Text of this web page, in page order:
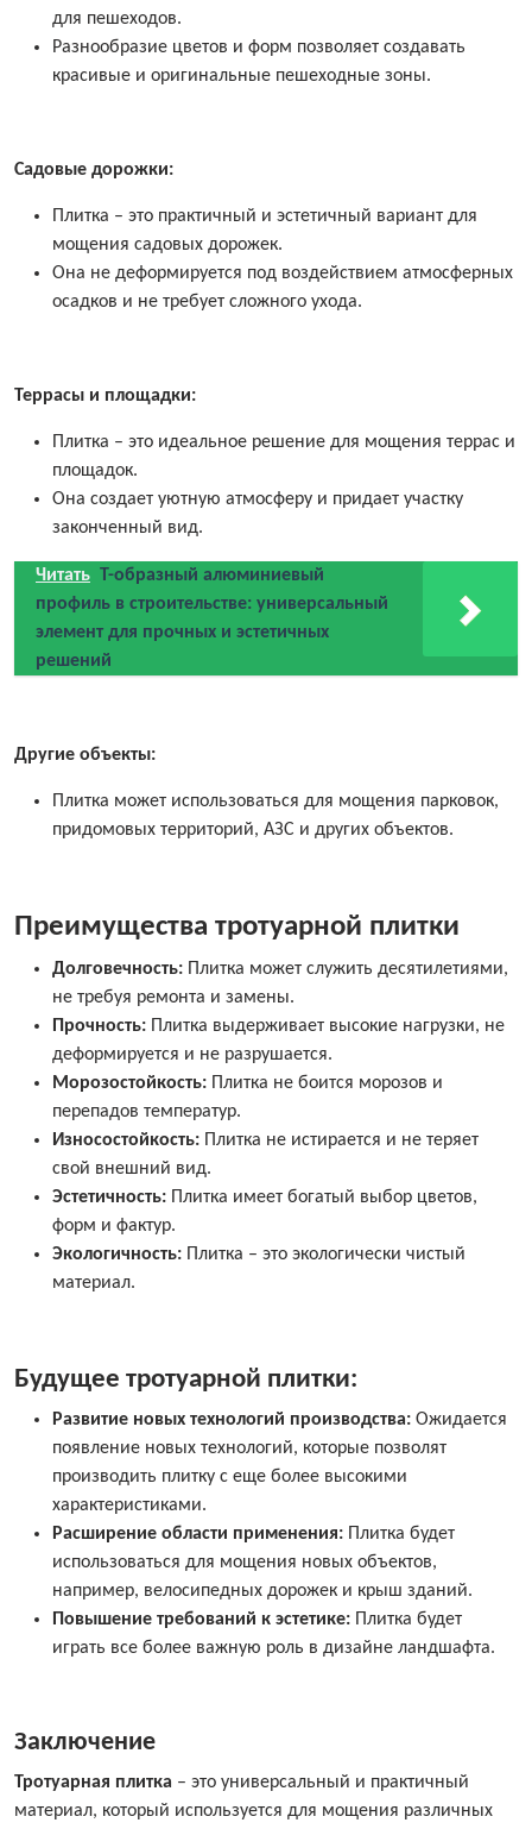
для пешеходов.
Разнообразие цветов и форм позволяет создавать
красивые и оригинальные пешеходные зоны.
Садовые дорожки:
Плитка – это практичный и эстетичный вариант для
мощения садовых дорожек.
Она не деформируется под воздействием атмосферных
осадков и не требует сложного ухода.
Террасы и площадки:
Плитка – это идеальное решение для мощения террас и
площадок.
Она создает уютную атмосферу и придает участку
законченный вид.
Читать Т-образный алюминиевый
профиль в строительстве: универсальный
элемент для прочных и эстетичных
решений
Другие объекты:
Плитка может использоваться для мощения парковок,
придомовых территорий, АЗС и других объектов.
Преимущества тротуарной плитки
Долговечность:
Плитка может служить десятилетиями,
не требуя ремонта и замены.
Прочность:
Плитка выдерживает высокие нагрузки, не
деформируется и не разрушается.
Морозостойкость:
Плитка не боится морозов и
перепадов температур.
Износостойкость:
Плитка не истирается и не теряет
свой внешний вид.
Эстетичность:
Плитка имеет богатый выбор цветов,
форм и фактур.
Экологичность:
Плитка – это экологически чистый
материал.
Будущее тротуарной плитки:
Развитие новых технологий производства: Ожидается
появление новых технологий, которые позволят
производить плитку с еще более высокими
характеристиками.
Расширение области применения:
Плитка будет
использоваться для мощения новых объектов,
например, велосипедных дорожек и крыш зданий.
Повышение требований к эстетике:
Плитка будет
играть все более важную роль в дизайне ландшафта.
Заключение
Тротуарная плитка – это универсальный и практичный
материал, который используется для мощения различных